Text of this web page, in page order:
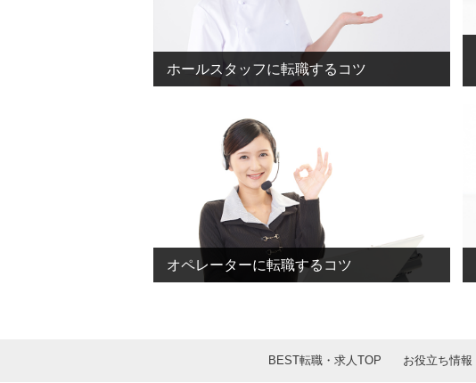
ホールスタッフに転職するコツ
オペレーターに転職するコツ
BEST転職・求人TOP お役立ち情報